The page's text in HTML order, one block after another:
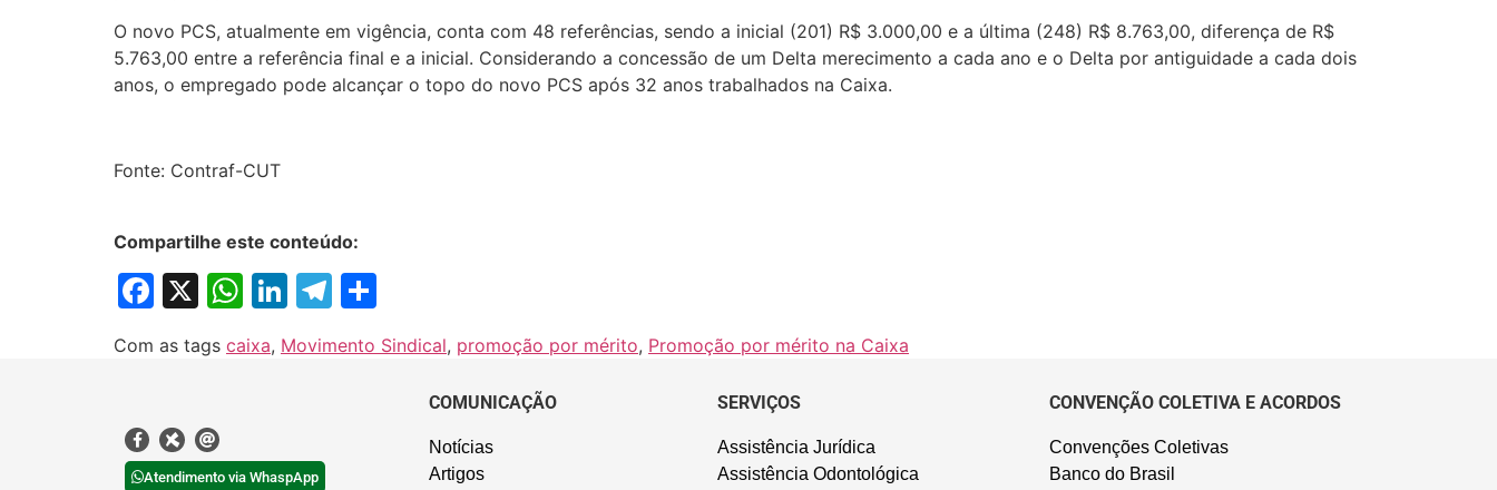
O novo PCS, atualmente em vigência, conta com 48 referências, sendo a inicial (201) R$ 3.000,00 e a última (248) R$ 8.763,00, diferença de R$
5.763,00 entre a referência final e a inicial. Considerando a concessão de um Delta merecimento a cada ano e o Delta por antiguidade a cada dois
anos, o empregado pode alcançar o topo do novo PCS após 32 anos trabalhados na Caixa.
Fonte: Contraf-CUT
Compartilhe este conteúdo:
Facebook
X WhatsApp
LinkedIn
Telegram
Com as tags caixa, Movimento Sindical, promoção por mérito, Promoção por mérito na Caixa
Atendimento via WhaspApp
COMUNICAÇÃO
Notícias
Artigos
SERVIÇOS
Assistência Jurídica
Assistência Odontológica
CONVENÇÃO COLETIVA E ACORDOS
Convenções Coletivas
Banco do Brasil